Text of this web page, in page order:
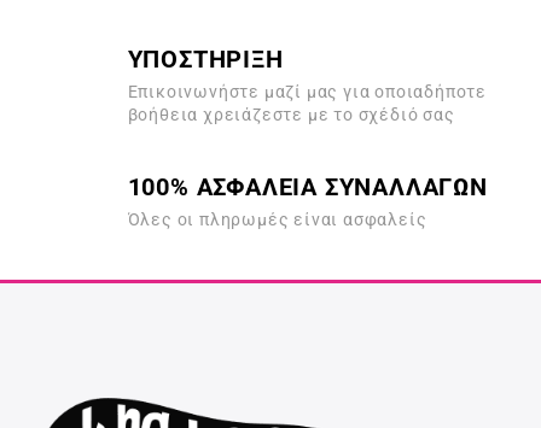
ΥΠΟΣΤΗΡΙΞΗ
Επικοινωνήστε μαζί μας για οποιαδήποτε
βοήθεια χρειάζεστε με το σχέδιό σας
100% ΑΣΦΑΛΕΙΑ ΣΥΝΑΛΛΑΓΩΝ
Όλες οι πληρωμές είναι ασφαλείς